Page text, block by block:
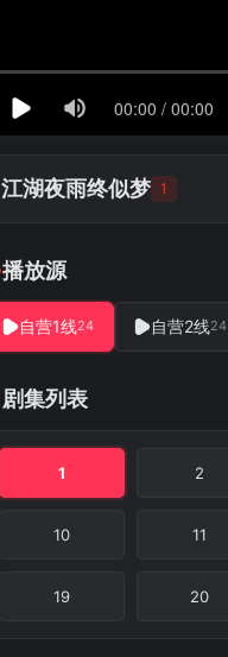
江湖夜雨终似梦 1
播放源
自营1线24 自营2线24
剧集列表
1 2
10 11
19 20